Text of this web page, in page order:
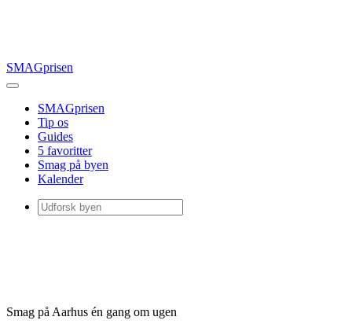
SMAGprisen
SMAGprisen
Tip os
Guides
5 favoritter
Smag på byen
Kalender
Smag på Aarhus én gang om ugen